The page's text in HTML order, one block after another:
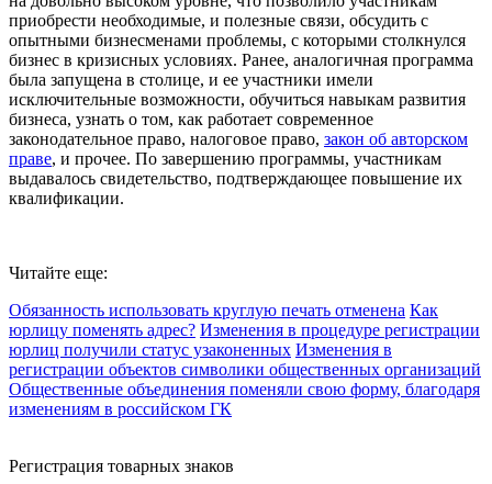
приобрести необходимые, и полезные связи, обсудить с
опытными бизнесменами проблемы, с которыми столкнулся
бизнес в кризисных условиях. Ранее, аналогичная программа
была запущена в столице, и ее участники имели
исключительные возможности, обучиться навыкам развития
бизнеса, узнать о том, как работает современное
законодательное право, налоговое право, закон об авторском
праве, и прочее. По завершению программы, участникам
выдавалось свидетельство, подтверждающее повышение их
квалификации.
Читайте еще:
Обязанность использовать круглую печать отменена Как
юрлицу поменять адрес? Изменения в процедуре регистрации
юрлиц получили статус узаконенных Изменения в
регистрации объектов символики общественных организаций
Общественные объединения поменяли свою форму, благодаря
изменениям в российском ГК
Регистрация товарных знаков